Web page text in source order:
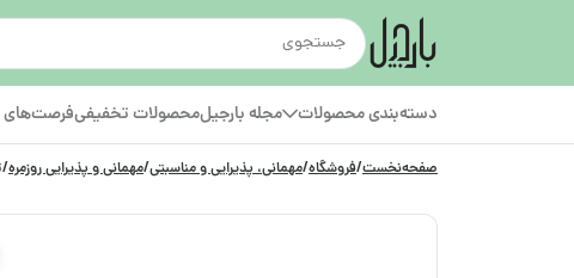
دسته‌بندی محصولات مجله بارجیلمحصولات تخفیفیفرصت‌های
صفحه‌نخست/فروشگاه/مهمانی، پذیرایی و مناسبتی/مهمانی و پذیرایی روزمره/